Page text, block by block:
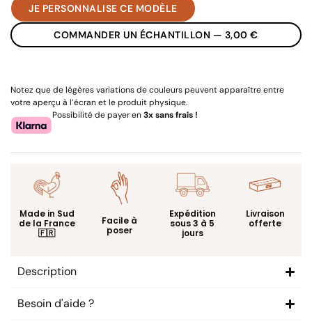
JE PERSONNALISE CE MODÈLE
COMMANDER UN ÉCHANTILLON — 3,00 €
Notez que de légères variations de couleurs peuvent apparaître entre
votre aperçu à l’écran et le produit physique.
Possibilité de payer en3x sans frais !
Made in Sud
de la France
🇫🇷
Facile à
poser
Expédition
sous 3 à 5
jours
Livraison
offerte
Description
Besoin d'aide ?